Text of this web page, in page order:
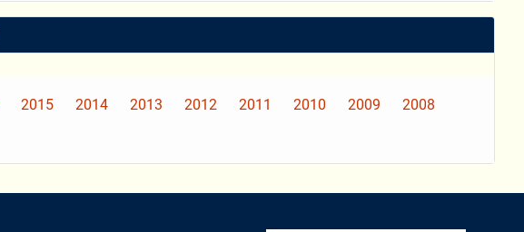
2015 2014 2013 2012 2011 2010 2009
2008